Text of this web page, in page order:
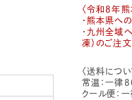
〈令和8年熊
・熊本県へ
・九州全域
凍）のご注
〈送料につい
常温：一律
クール便：